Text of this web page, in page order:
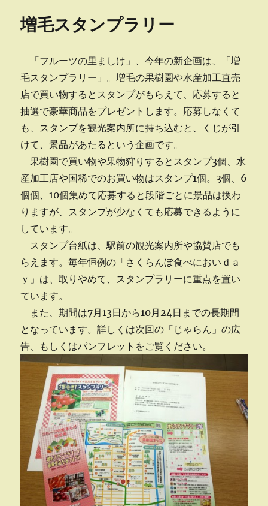
ー
会
増毛スタンプラリー
「フルーツの里ましけ」、今年の新企画は、「増
毛スタンプラリー」。増毛の果樹園や水産加工直売
店で買い物するとスタンプがもらえて、応募すると
抽選で豪華商品をプレゼントします。応募しなくて
も、スタンプを観光案内所に持ち込むと、くじが引
けて、景品があたるという企画です。
果樹園で買い物や果物狩りするとスタンプ3個、水
産加工店や国稀でのお買い物はスタンプ1個。3個、6
個個、10個集めて応募すると段階ごとに景品は換わ
りますが、スタンプが少なくても応募できるように
しています。
スタンプ台紙は、駅前の観光案内所や協賛店でも
らえます。毎年恒例の「さくらんぼ食べにおいｄａ
ｙ」は、取りやめて、スタンプラリーに重点を置い
ています。
また、期間は7月13日から10月24日までの長期間
となっています。詳しくは次回の「じゃらん」の広
告、もしくはパンフレットをご覧ください。